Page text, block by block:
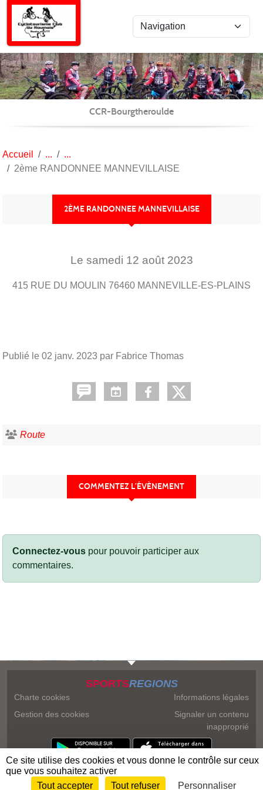
CCR-Bourgtheroulde
Accueil
2ème RANDONNEE MANNEVILLAISE
2ÈME RANDONNEE MANNEVILLAISE
Le samedi 12 août 2023
415 RUE DU MOULIN 76460 MANNEVILLE-ES-PLAINS
Publié le 02 janv. 2023 par Fabrice Thomas
Route
COMMENTEZ L’ÉVÈNEMENT
Connectez-vous pour pouvoir participer aux
commentaires.
SPORTSREGIONS
Charte cookies
Gestion des cookies
Informations légales
Signaler un contenu
inapproprié
Envie de participer ? Connexion
Panneau de gestion des cookies
Ce site utilise des cookies et vous donne le contrôle sur ceux
que vous souhaitez activer
Tout accepter
Tout refuser Personnaliser